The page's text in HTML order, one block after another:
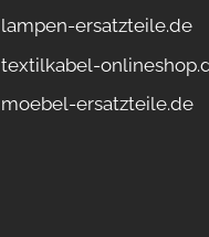
lampen-ersatzteile.de
textilkabel-
moebel-ersatzteile.de